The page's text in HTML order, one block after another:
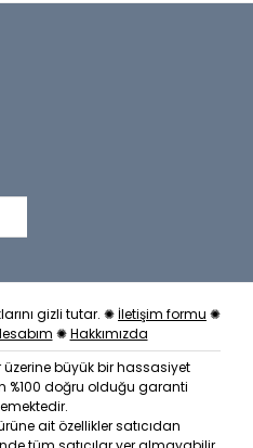
gizli tutar. ✺ İletişim formu ✺
✺Hakkımızda
büyük bir hassasiyet
%100 doğru olduğu garanti
ait özellikler satıcıdan